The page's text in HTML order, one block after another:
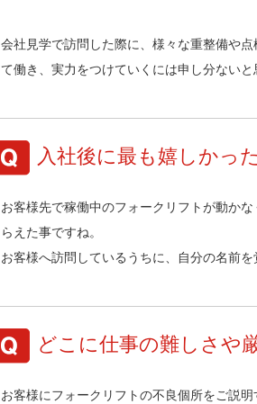
会社見学で訪問した際に、様々な重整備や
て働き、実力をつけていくには申し分ないと
入社後に最も嬉しかっ
お客様先で稼働中のフォークリフトが動か
らえた事ですね。
お客様へ訪問しているうちに、自分の名前
どこに仕事の難しさや
お客様にフォークリフトの不良個所をご説